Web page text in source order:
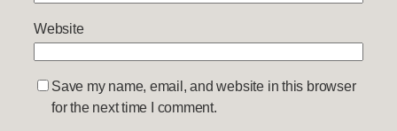
Website
Save my name, email, and website in this browser
for the next time I comment.